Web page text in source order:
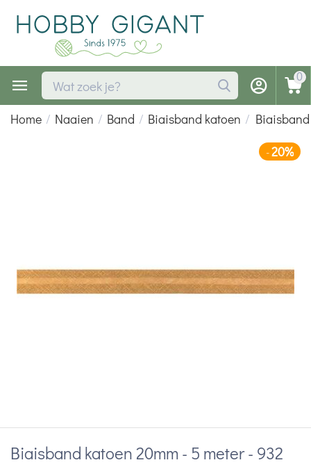
0
Home / Naaien / Band / Biaisband katoen /
-20%
Biaisband katoen 20mm - 5 meter - 932